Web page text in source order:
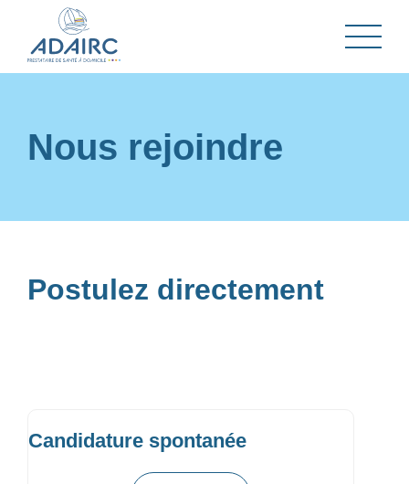
Nous rejoindre
Postulez directement
Candidature spontanée